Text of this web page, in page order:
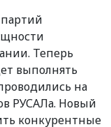
Теперь
выполнять
на
РУСАЛа. Новый
конкурентные